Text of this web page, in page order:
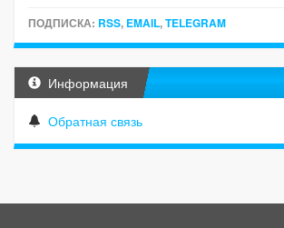
ПОДПИСКА: RSS, EMAIL,TELEGRAM
Информация
Обратная связь